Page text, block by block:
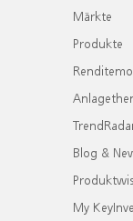
Märkte
Produkte
Blog &
My